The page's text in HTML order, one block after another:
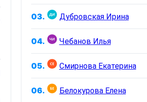
03. Дубровская Ирина
04. Чебанов Илья
05. Смирнова Екатерина
06. Белокурова Елена